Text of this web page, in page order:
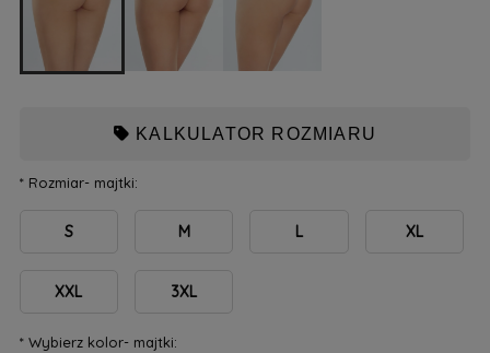
KALKULATOR ROZMIARU
*Rozmiar- majtki:
S M L XL
XXL 3XL
*Wybierz kolor- majtki: